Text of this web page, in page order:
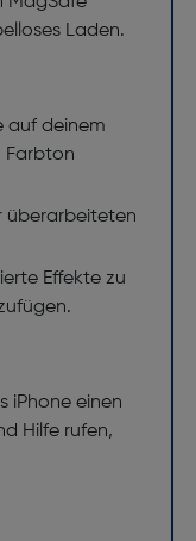
Laden.
auf deinem
Farbton
überarbeiteten
Effekte zu
iPhone einen
Hilfe rufen,